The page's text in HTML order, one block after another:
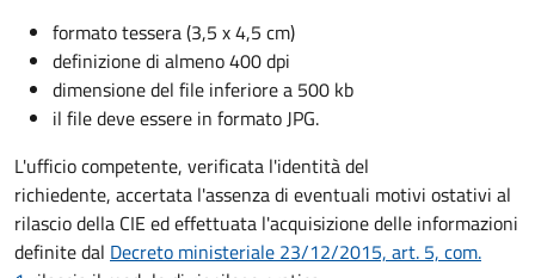
formato tessera (3,5 x 4,5 cm)
definizione di almeno 400 dpi
dimensione del file inferiore a 500 kb
il file deve essere in formato JPG.
L'ufficio competente, verificata l'identità del
richiedente, accertata l'assenza di eventuali motivi ostativi al
rilascio della CIE ed effettuata l'acquisizione delle informazioni
definite dal Decreto ministeriale 23/12/2015, art. 5, com.